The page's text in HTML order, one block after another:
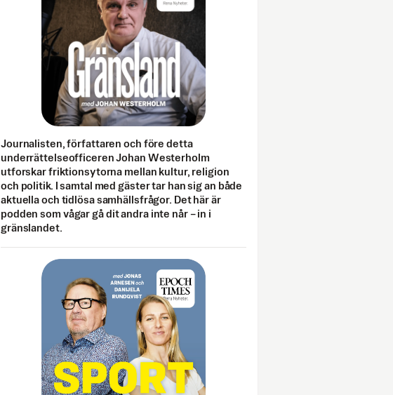
Journalisten, författaren och före detta
underrättelseofficeren Johan Westerholm
utforskar friktionsytorna mellan kultur, religion
och politik. I samtal med gäster tar han sig an både
aktuella och tidlösa samhällsfrågor. Det här är
podden som vågar gå dit andra inte når – in i
gränslandet.